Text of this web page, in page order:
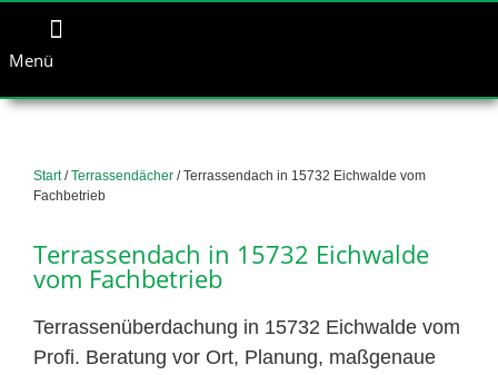
Menü
Start/Terrassendächer / Terrassendach in 15732 Eichwalde vom
Fachbetrieb
Terrassendach in 15732 Eichwalde
vom Fachbetrieb
Terrassenüberdachung in 15732 Eichwalde vom
Profi. Beratung vor Ort, Planung, maßgenaue